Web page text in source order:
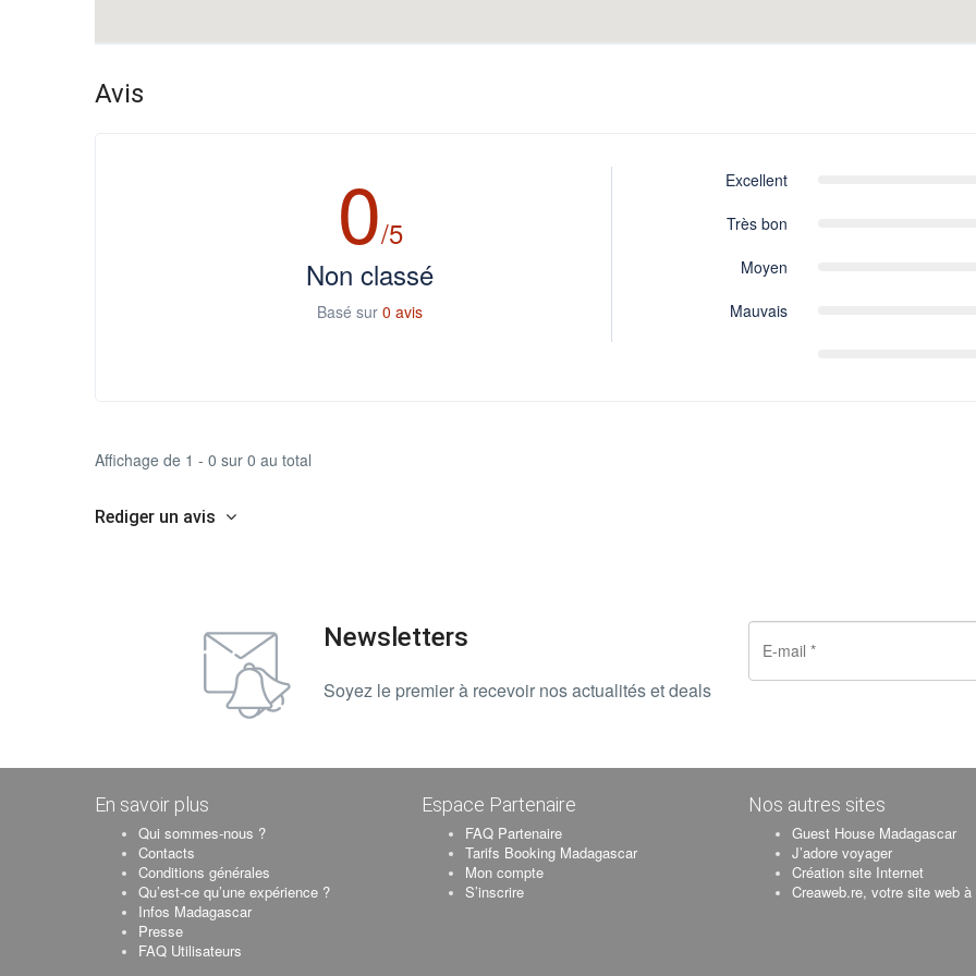
Avis
0/5
Non classé
Basé sur0 avis
Excellent
Très bon
Moyen
Mauvais
Affichage de 1 - 0 sur 0 au total
Rediger un avis
Newsletters
Soyez le premier à recevoir nos actualités et deals
En savoir plus
Qui sommes-nous ?
Contacts
Conditions générales
Qu’est-ce qu’une expérience ?
Infos Madagascar
Presse
FAQ Utilisateurs
Espace Partenaire
FAQ Partenaire
Tarifs Booking Madagascar
Mon compte
S’inscrire
Nos autres sites
Guest House Madagascar
J’adore voyager
Création site Internet
Creaweb.re, votre site web à